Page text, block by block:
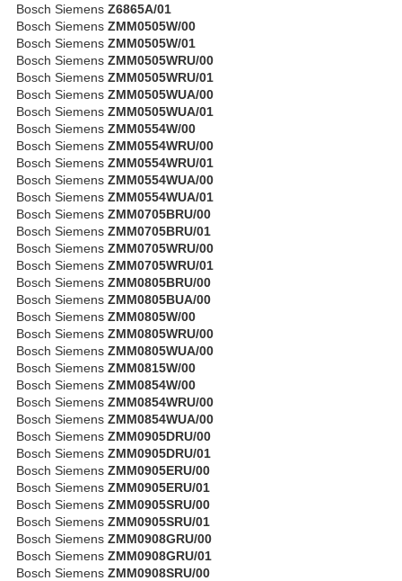
Bosch Siemens Z6865A/01
Bosch Siemens ZMM0505W/00
Bosch Siemens ZMM0505W/01
Bosch Siemens ZMM0505WRU/00
Bosch Siemens ZMM0505WRU/01
Bosch Siemens ZMM0505WUA/00
Bosch Siemens ZMM0505WUA/01
Bosch Siemens ZMM0554W/00
Bosch Siemens ZMM0554WRU/00
Bosch Siemens ZMM0554WRU/01
Bosch Siemens ZMM0554WUA/00
Bosch Siemens ZMM0554WUA/01
Bosch Siemens ZMM0705BRU/00
Bosch Siemens ZMM0705BRU/01
Bosch Siemens ZMM0705WRU/00
Bosch Siemens ZMM0705WRU/01
Bosch Siemens ZMM0805BRU/00
Bosch Siemens ZMM0805BUA/00
Bosch Siemens ZMM0805W/00
Bosch Siemens ZMM0805WRU/00
Bosch Siemens ZMM0805WUA/00
Bosch Siemens ZMM0815W/00
Bosch Siemens ZMM0854W/00
Bosch Siemens ZMM0854WRU/00
Bosch Siemens ZMM0854WUA/00
Bosch Siemens ZMM0905DRU/00
Bosch Siemens ZMM0905DRU/01
Bosch Siemens ZMM0905ERU/00
Bosch Siemens ZMM0905ERU/01
Bosch Siemens ZMM0905SRU/00
Bosch Siemens ZMM0905SRU/01
Bosch Siemens ZMM0908GRU/00
Bosch Siemens ZMM0908GRU/01
Bosch Siemens ZMM0908SRU/00